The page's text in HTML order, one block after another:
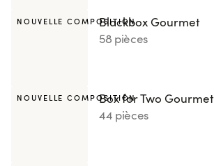
NOUVELLE COMPOSITIONBlackbox Gourmet
58 pièces
NOUVELLE COMPOSITIONBox for Two Gourmet
44 pièces